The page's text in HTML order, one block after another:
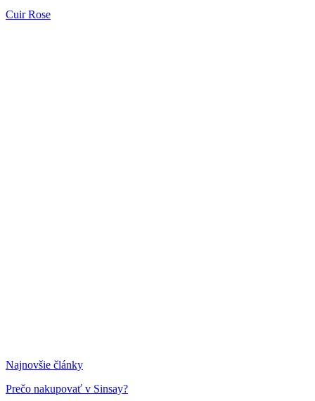
Cuir Rose
Najnovšie články
Prečo nakupovať v Sinsay?